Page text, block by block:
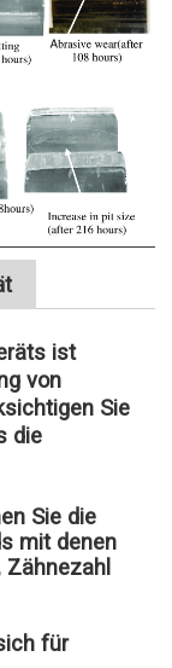
ist
von
Sie
die
Sie die
mit denen
Zähnezahl
für